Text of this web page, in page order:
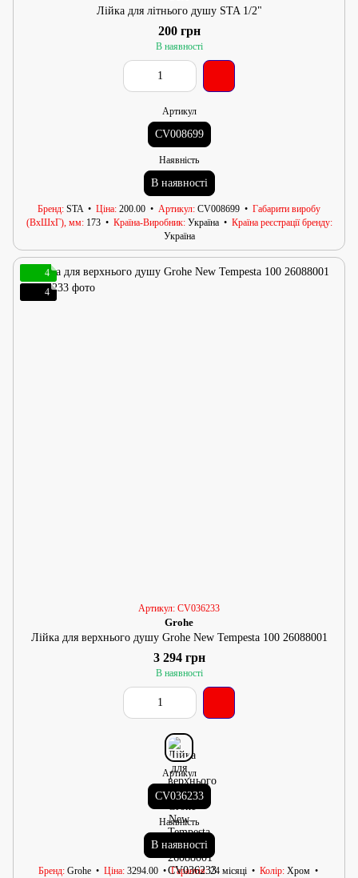
Лійка для літнього душу STA 1/2"
200 грн
В наявності
Артикул
CV008699
Наявність
В наявності
Бренд STA Ціна 200.00 Артикул CV008699
Габарити виробу
(ВхШхГ), мм 173 Країна-Виробник Україна
Країна реєстрації бренду
Україна
4
4
Артикул: CV036233
Grohe
Лійка для верхнього душу Grohe New Tempesta 100 26088001
3 294 грн
В наявності
Артикул
CV036233
Наявність
В наявності
Бренд Grohe Ціна 3294.00 Гарантія 24 місяці Колір Хром